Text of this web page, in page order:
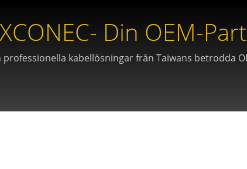
Din OEM-
kabellösningar från Taiwans betrodda